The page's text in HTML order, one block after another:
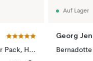
Bottle Grinder Gewürzmühle 2er Pack, Hunting green-beige
Auf Lager
Georg